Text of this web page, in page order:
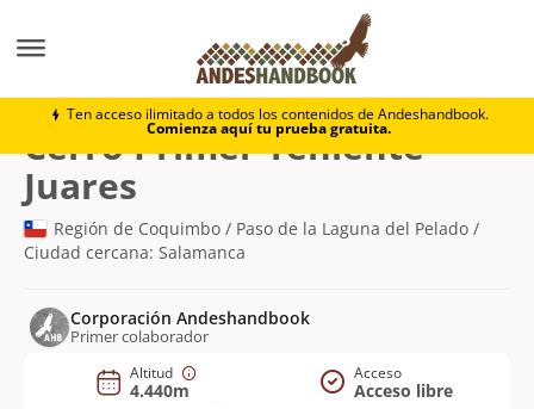
Ten acceso ilimitado a todos los contenidos de Andeshandbook.
Comienza aquí tu prueba gratuita.
Cerro Primer Teniente Juares
Cerro Primer Teniente
Juares
Región de Coquimbo / Paso de la Laguna del Pelado /
Ciudad cercana: Salamanca
Corporación Andeshandbook
Primer colaborador
Altitud
4.440m
Acceso
Acceso libre